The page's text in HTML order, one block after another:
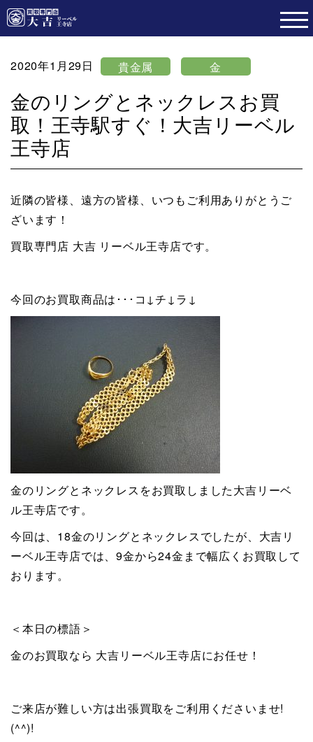
2020年1月29日 貴金属 金
金のリングとネックレスお買
取！王寺駅すぐ！大吉リーベル
王寺店
近隣の皆様、遠方の皆様、いつもご利用ありがとうご
ざいます！
買取専門店 大吉 リーベル王寺店です。
今回のお買取商品は･･･コ↓チ↓ラ↓
金のリングとネックレスをお買取しました大吉リーベ
ル王寺店です。
今回は、18金のリングとネックレスでしたが、大吉リ
ーベル王寺店では、9金から24金まで幅広くお買取して
おります。
＜本日の標語＞
金のお買取なら 大吉リーベル王寺店にお任せ！
ご来店が難しい方は出張買取をご利用くださいませ!
(^^)!